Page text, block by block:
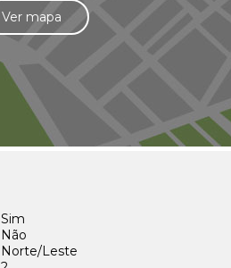
Ver mapa
Sim
Não
Norte/Leste